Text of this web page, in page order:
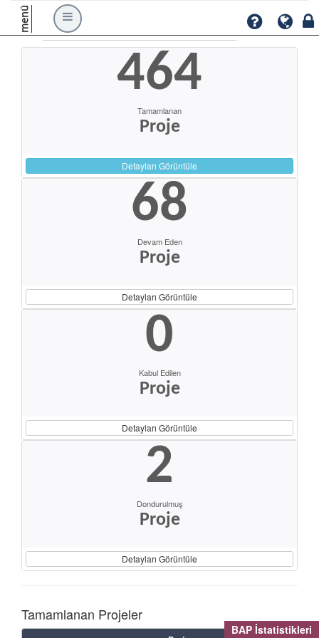
BAP İstatistikleri
menü
464
Tamamlanan
Proje
Detayları Görüntüle
68
Devam Eden
Proje
Detayları Görüntüle
0
Kabul Edilen
Proje
Detayları Görüntüle
2
Dondurulmuş
Proje
Detayları Görüntüle
Tamamlanan Projeler